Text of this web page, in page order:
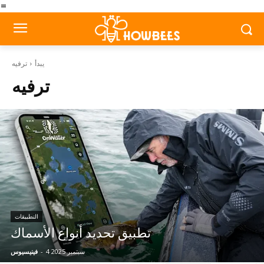
=
يبدأ ترفيه
ترفيه
التطبيقات
تطبيق تحديد أنواع الأسماك
فينيسيوس - 4 سبتمبر 2025